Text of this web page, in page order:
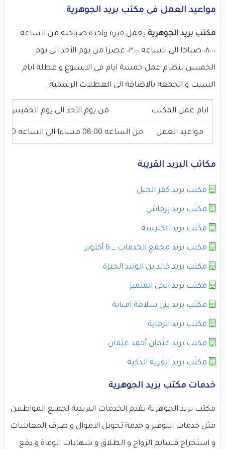
مواعيد العمل فى مكتب بريد الجوهرية
مكتب بريد الجوهرية يعمل فترة واحدة صباحية من الساعة
٠٨:٠٠ صباحا الى الساعه ٠٣:٠٠ عصرا من يوم الأحد الى يوم
الخميس بنظام عمل خمسة ايام فى الاسبوع و عطلة ايام
السبت و الجمعه بالاضافة الى العطلات الرسمية .
ايام عمل المكتب من يوم الأحد الى يوم الخميس
مواعيد العمل من الساعه 08:00 مساءا الى الساعه 03:00 عصرا
مكاتب البريد القريبة
مكتب بريد كفر الجبل
مكتب بريد برقاش
مكتب بريد الكنيسة
مكتب بريد مجمع الخدمات _ 6 أكتوبر
مكتب بريد خالد بن الوليد الجيزة
مكتب بريد الحى المتميز
مكتب بريد بنى سلامة امبابة
مكتب بريد الرماية
مكتب بريد عثمان أحمد عثمان
مكتب بريد القرية الذكية
خدمات مكتب بريد الجوهرية
مكتب بريد الجوهرية يقدم الخدمات البريدية لجميع المواطنين
مثل خدمات التوفير و خدمة تحويل الاموال و صرف المعاشات
و استخراج قسايم الزواج و الطلاق و شهادات الوفاة و دفع